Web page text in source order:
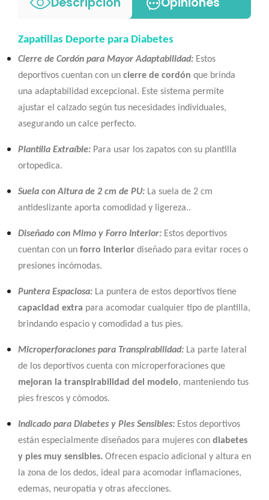
Zapatillas Deporte para Diabetes
Cierre de Cordón para Mayor Adaptabilidad: Estos
deportivos cuentan con un cierre de cordón que brinda
una adaptabilidad excepcional. Este sistema permite
ajustar el calzado según tus necesidades individuales,
asegurando un calce perfecto.
Plantilla Extraíble: Para usar los zapatos con su plantilla
ortopedica.
Suela con Altura de 2 cm de PU: La suela de 2 cm
antideslizante aporta comodidad y ligereza..
Diseñado con Mimo y Forro Interior: Estos deportivos
cuentan con un forro interior diseñado para evitar roces o
presiones incómodas.
Puntera Espaciosa: La puntera de estos deportivos tiene
capacidad extra para acomodar cualquier tipo de plantilla,
brindando espacio y comodidad a tus pies.
Microperforaciones para Transpirabilidad: La parte lateral
de los deportivos cuenta con microperforaciones que
mejoran la transpirabilidad del modelo, manteniendo tus
pies frescos y cómodos.
Indicado para Diabetes y Pies Sensibles: Estos deportivos
están especialmente diseñados para mujeres con diabetes
y pies muy sensibles. Ofrecen espacio adicional y altura en
la zona de los dedos, ideal para acomodar inflamaciones,
edemas, neuropatía y otras afecciones.